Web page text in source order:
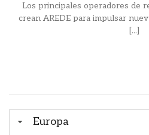
Europa
Los principales operadores de
crean AREDE para impulsar
[...]